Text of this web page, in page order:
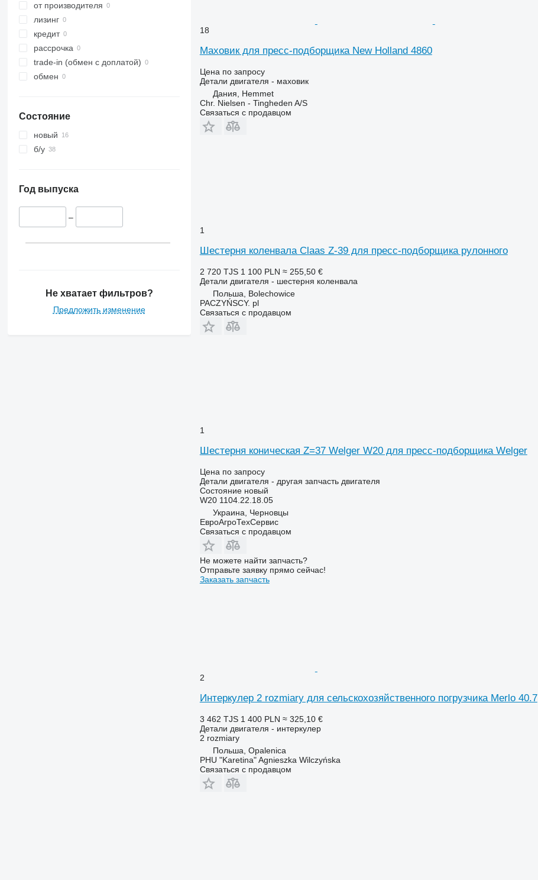
от производителя
лизинг
кредит
рассрочка
trade-in (обмен с доплатой)
обмен
Состояние
новый
б/у
Год выпуска
–
Не хватает фильтров?
Предложить изменение
18
Маховик для пресс-подборщика New Holland 4860
Цена по запросу
Детали двигателя - маховик
Дания, Hemmet
Chr. Nielsen - Tingheden A/S
Связаться с продавцом
1
Шестерня коленвала Claas Z-39 для пресс-подборщика рулонного
2 720 TJS 1 100 PLN ≈ 255,50 €
Детали двигателя - шестерня коленвала
Польша, Bolechowice
PACZYŃSCY. pl
Связаться с продавцом
1
Шестерня коническая Z=37 Welger W20 для пресс-подборщика Welger
Цена по запросу
Детали двигателя - другая запчасть двигателя
Состояниеновый
W20 1104.22.18.05
Украина, Черновцы
ЕвроАгроТехСервис
Связаться с продавцом
Не можете найти запчасть?
Отправьте заявку прямо сейчас!
Заказать запчасть
2
Интеркулер 2 rozmiary для сельскохозяйственного погрузчика Merlo 40.7
3 462 TJS 1 400 PLN ≈ 325,10 €
Детали двигателя - интеркулер
2 rozmiary
Польша, Opalenica
PHU "Karetina" Agnieszka Wilczyńska
Связаться с продавцом